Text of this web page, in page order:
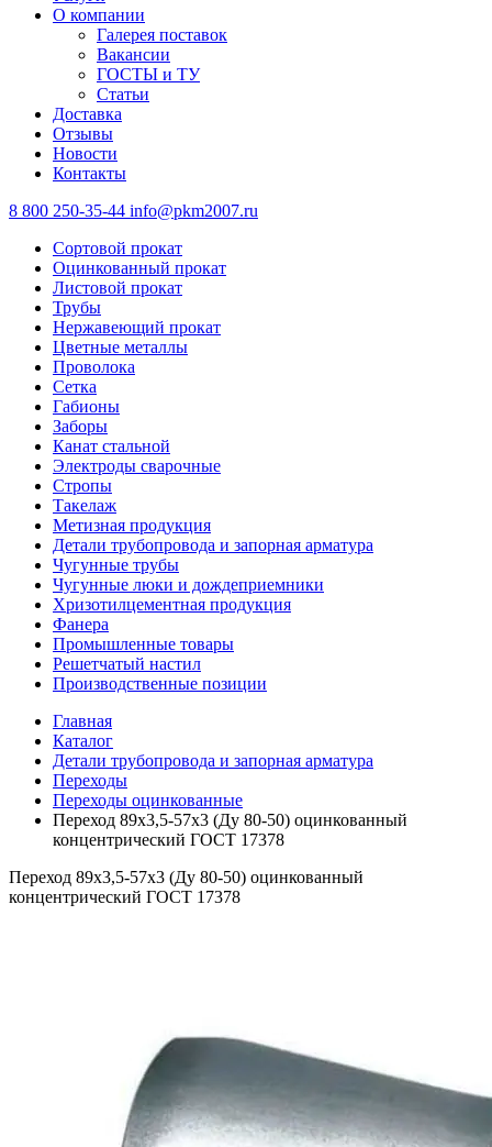
О компании
Галерея поставок
Вакансии
ГОСТЫ и ТУ
Статьи
Доставка
Отзывы
Новости
Контакты
8 800 250-35-44 info@pkm2007.ru
Сортовой прокат
Оцинкованный прокат
Листовой прокат
Трубы
Нержавеющий прокат
Цветные металлы
Проволока
Сетка
Габионы
Заборы
Канат стальной
Электроды сварочные
Стропы
Такелаж
Метизная продукция
Детали трубопровода и запорная арматура
Чугунные трубы
Чугунные люки и дождеприемники
Хризотилцементная продукция
Фанера
Промышленные товары
Решетчатый настил
Производственные позиции
Главная
Каталог
Детали трубопровода и запорная арматура
Переходы
Переходы оцинкованные
Переход 89х3,5-57х3 (Ду 80-50) оцинкованный
концентрический ГОСТ 17378
Переход 89х3,5-57х3 (Ду 80-50) оцинкованный
концентрический ГОСТ 17378